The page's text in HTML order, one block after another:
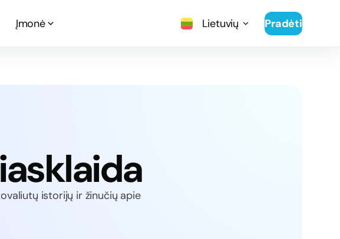
Įmonė Lietuvių Pradėti
istorijų ir žinučių apie